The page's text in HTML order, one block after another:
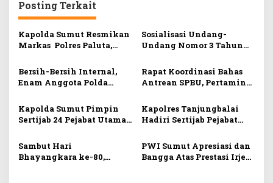
a
s
i
o
Posting Terkait
Kapolda Sumut Resmikan
Markas Polres Paluta,
Publik Yang Responsif
demi Menuju Indonesia
Emas 2045.
Sosialisasi Undang-
Undang Nomor 3 Tahun
Tegaskan Informan Wajib
Dapat Perlindungan LPSK
Bersih-Bersih Internal,
Enam Anggota Polda
Terlibat Narkoba
Rapat Koordinasi Bahas
Antrean SPBU, Pertamina
Distribusi BBM di Sumut
Kapolda Sumut Pimpin
Sertijab 24 Pejabat Utama
Kapolres Tanjungbalai
Hadiri Sertijab Pejabat
Jajaran Polda Sumut
Sambut Hari
Bhayangkara ke-80,
PWI Sumut Apresiasi dan
Bangga Atas Prestasi Irjen